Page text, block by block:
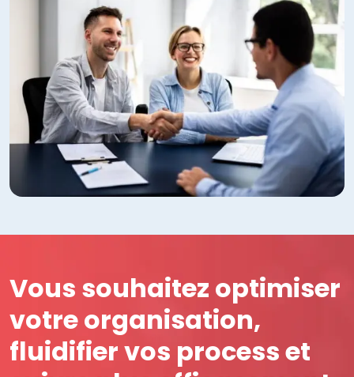
Vous souhaitez optimiser
votre organisation,
fluidifier vos process et